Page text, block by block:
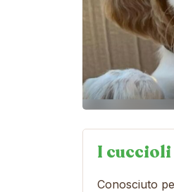
I cuccioli
Conosciuto